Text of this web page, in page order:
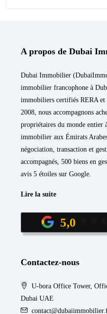
A propos de Dubai
Dubai Immobilier
immobilier francophone à
immobiliers certifiés RERA et
2008, nous accompagnons
propriétaires du monde entier
immobilier aux Émirats
négociation, transaction et
accompagnés, 500 biens en
avis 5 étoiles sur Google.
Lire la suite
5,0
Contactez-nous
U-bora Office Tower,
Dubai UAE